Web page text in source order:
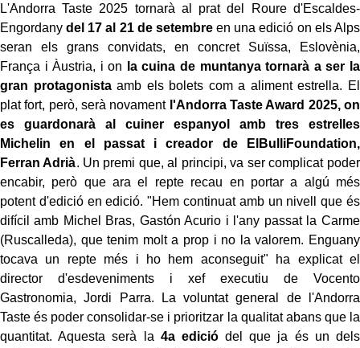
L'Andorra Taste 2025 tornarà al prat del Roure d'Escaldes-
Engordanydel 17 al 21 de setembreen una edició on els Alps
seran els grans convidats, en concret Suïssa, Eslovènia,
França i Àustria, i on la cuina de muntanya tornarà a ser la
gran protagonistaamb els bolets com a aliment estrella. El
plat fort, però, serà novamentl'Andorra Taste Award 2025, on
es guardonarà al cuiner espanyol amb tres estrelles
Michelin en el passat i creador de ElBulliFoundation,
Ferran Adrià. Un premi que, al principi, va ser complicat poder
encabir, però que ara el repte recau en portar a algú més
potent d'edició en edició. "Hem continuat amb un nivell que és
difícil amb Michel Bras, Gastón Acurio i l'any passat la Carme
(Ruscalleda), que tenim molt a prop i no la valorem. Enguany
tocava un repte més i ho hem aconseguit" ha explicat el
director d'esdeveniments i xef executiu de Vocento
Gastronomia, Jordi Parra. La voluntat general de l'Andorra
Taste és poder consolidar-se i prioritzar la qualitat abans que la
quantitat. Aquesta serà la 4a ediciódel que ja és un dels